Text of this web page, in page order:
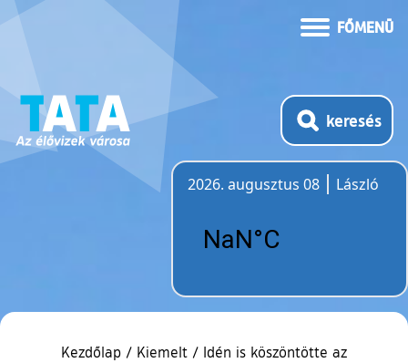
FŐMENÜ
keresés
2026. augusztus 08
László
Kezdőlap / Kiemelt / Idén is köszöntötte az